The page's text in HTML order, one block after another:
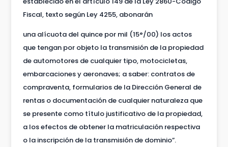
Fiscal, texto según Ley 4255, abonarán
una alícuota del quince por mil (15°/00) los actos
que tengan por objeto la transmisión de la propiedad
de automotores de cualquier tipo, motocicletas,
embarcaciones y aeronaves; a saber: contratos de
compraventa, formularios de la Dirección General de
rentas o documentación de cualquier naturaleza que
se presente como título justificativo de la propiedad,
a los efectos de obtener la matriculación respectiva
o la inscripción de la transmisión de dominio”.